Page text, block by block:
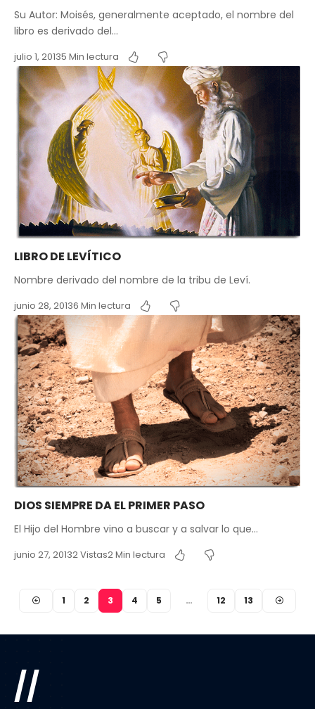
Su Autor: Moisés, generalmente aceptado, el nombre del
libro es derivado del…
julio 1, 20135 Min lectura
LIBRO DE LEVÍTICO
Nombre derivado del nombre de la tribu de Leví.
junio 28, 20136 Min lectura
DIOS SIEMPRE DA EL PRIMER PASO
El Hijo del Hombre vino a buscar y a salvar lo que…
junio 27, 20132 Vistas2 Min lectura
1 2 3 4 5 … 12 13
//